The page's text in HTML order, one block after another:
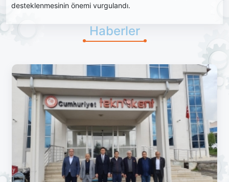
desteklenmesinin önemi vurgulandı.
Haberler